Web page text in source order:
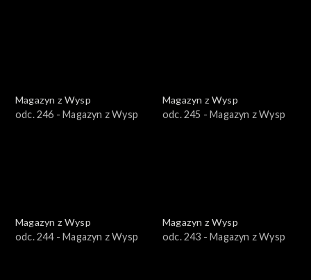
Magazyn z Wysp
odc. 246 - Magazyn z Wysp
Magazyn z Wysp
odc. 245 - Magazyn z Wysp
Magazyn z Wysp
odc. 244 - Magazyn z Wysp
Magazyn z Wysp
odc. 243 - Magazyn z Wysp